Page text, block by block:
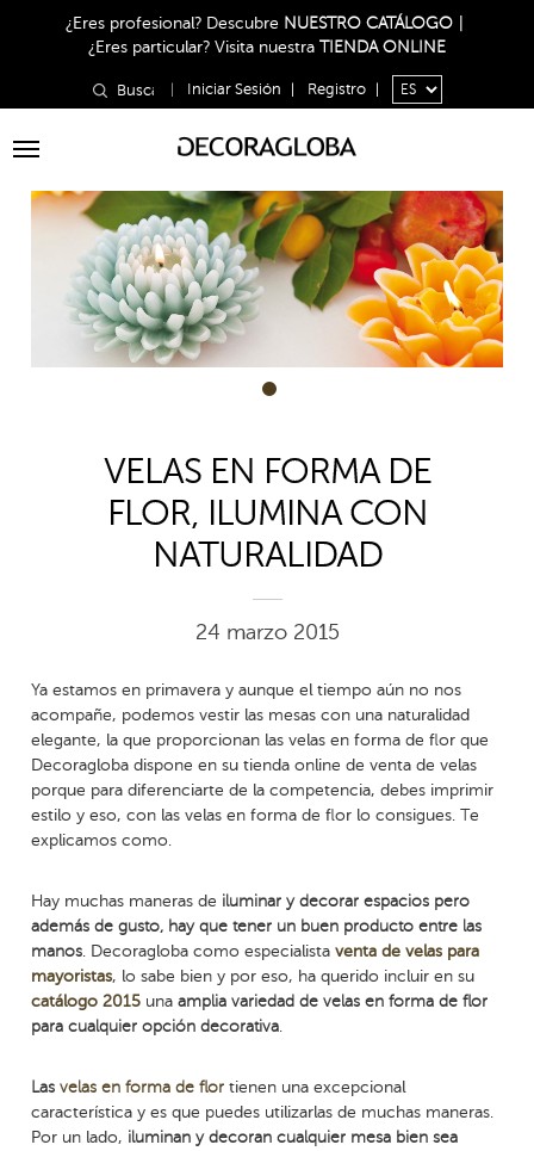
¿Eres profesional? Descubre NUESTRO CATÁLOGO
¿Eres particular? Visita nuestra TIENDA ONLINE
Iniciar Sesión Registro
Toggle
1
VELAS EN FORMA DE
FLOR, ILUMINA CON
NATURALIDAD
24 marzo 2015
Ya estamos en primavera y aunque el tiempo aún no nos
acompañe, podemos vestir las mesas con una naturalidad
elegante, la que proporcionan las velas en forma de flor que
Decoragloba dispone en su tienda online de venta de velas
porque para diferenciarte de la competencia, debes imprimir
estilo y eso, con las velas en forma de flor lo consigues. Te
explicamos como.
Hay muchas maneras de iluminar y decorar espacios pero
además de gusto, hay que tener un buen producto entre las
manos . Decoragloba como especialistaventa de velas para
mayoristas, lo sabe bien y por eso, ha querido incluir en su
catálogo 2015 unaamplia variedad de velas en forma de flor
para cualquier opción decorativa
Lasvelas en forma de flor tienen una excepcional
característica y es que puedes utilizarlas de muchas maneras.
Por un lado, iluminan y decoran cualquier mesa bien sea